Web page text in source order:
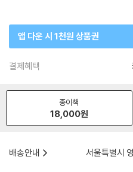
앱 다운 시 1천원 상품권
결제혜택
종이책
18,000원
배송안내
서울특별시